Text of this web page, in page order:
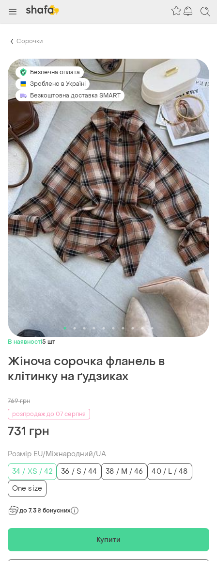
Сорочки
Безпечна оплата
Зроблено в Україні
Безкоштовна доставка SMART
В наявності5 шт
Жіноча сорочка фланель в
клітинку на ґудзиках
769грн
розпродаж до 07 серпня
731 грн
Розмір EU/Міжнародний/UA
34 / XS / 42
36 / S / 44 38 / M / 46
40 / L / 48
One size
до 7.3 ₴ бонусних
Купити